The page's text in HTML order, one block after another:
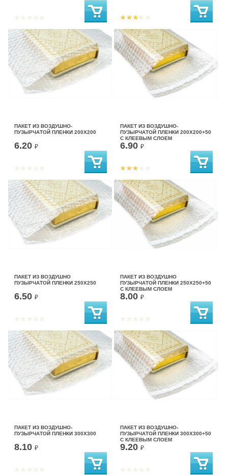
ПАКЕТ ИЗ ВОЗДУШНО-
ПУЗЫРЧАТОЙ ПЛЕНКИ 200Х200
6.20 ₽
ПАКЕТ ИЗ ВОЗДУШНО-
ПУЗЫРЧАТОЙ ПЛЕНКИ 200Х200+50
С КЛЕЕВЫМ СЛОЕМ
6.90 ₽
ПАКЕТ ИЗ ВОЗДУШНО
ПУЗЫРЧАТОЙ ПЛЕНКИ 250Х250
6.50 ₽
ПАКЕТ ИЗ ВОЗДУШНО
ПУЗЫРЧАТОЙ ПЛЕНКИ 250Х250+50
С КЛЕЕВЫМ СЛОЕМ
8.00 ₽
ПАКЕТ ИЗ ВОЗДУШНО-
ПУЗЫРЧАТОЙ ПЛЕНКИ 300Х300
8.10 ₽
ПАКЕТ ИЗ ВОЗДУШНО-
ПУЗЫРЧАТОЙ ПЛЕНКИ 300Х300+50
С КЛЕЕВЫМ СЛОЕМ
9.20 ₽